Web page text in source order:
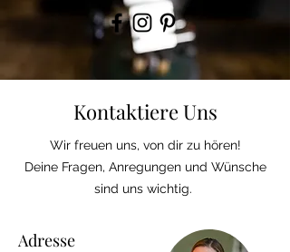
Kontaktiere Uns
Wir freuen uns, von dir zu hören!
Deine Fragen, Anregungen und Wünsche
sind uns wichtig.
Adresse